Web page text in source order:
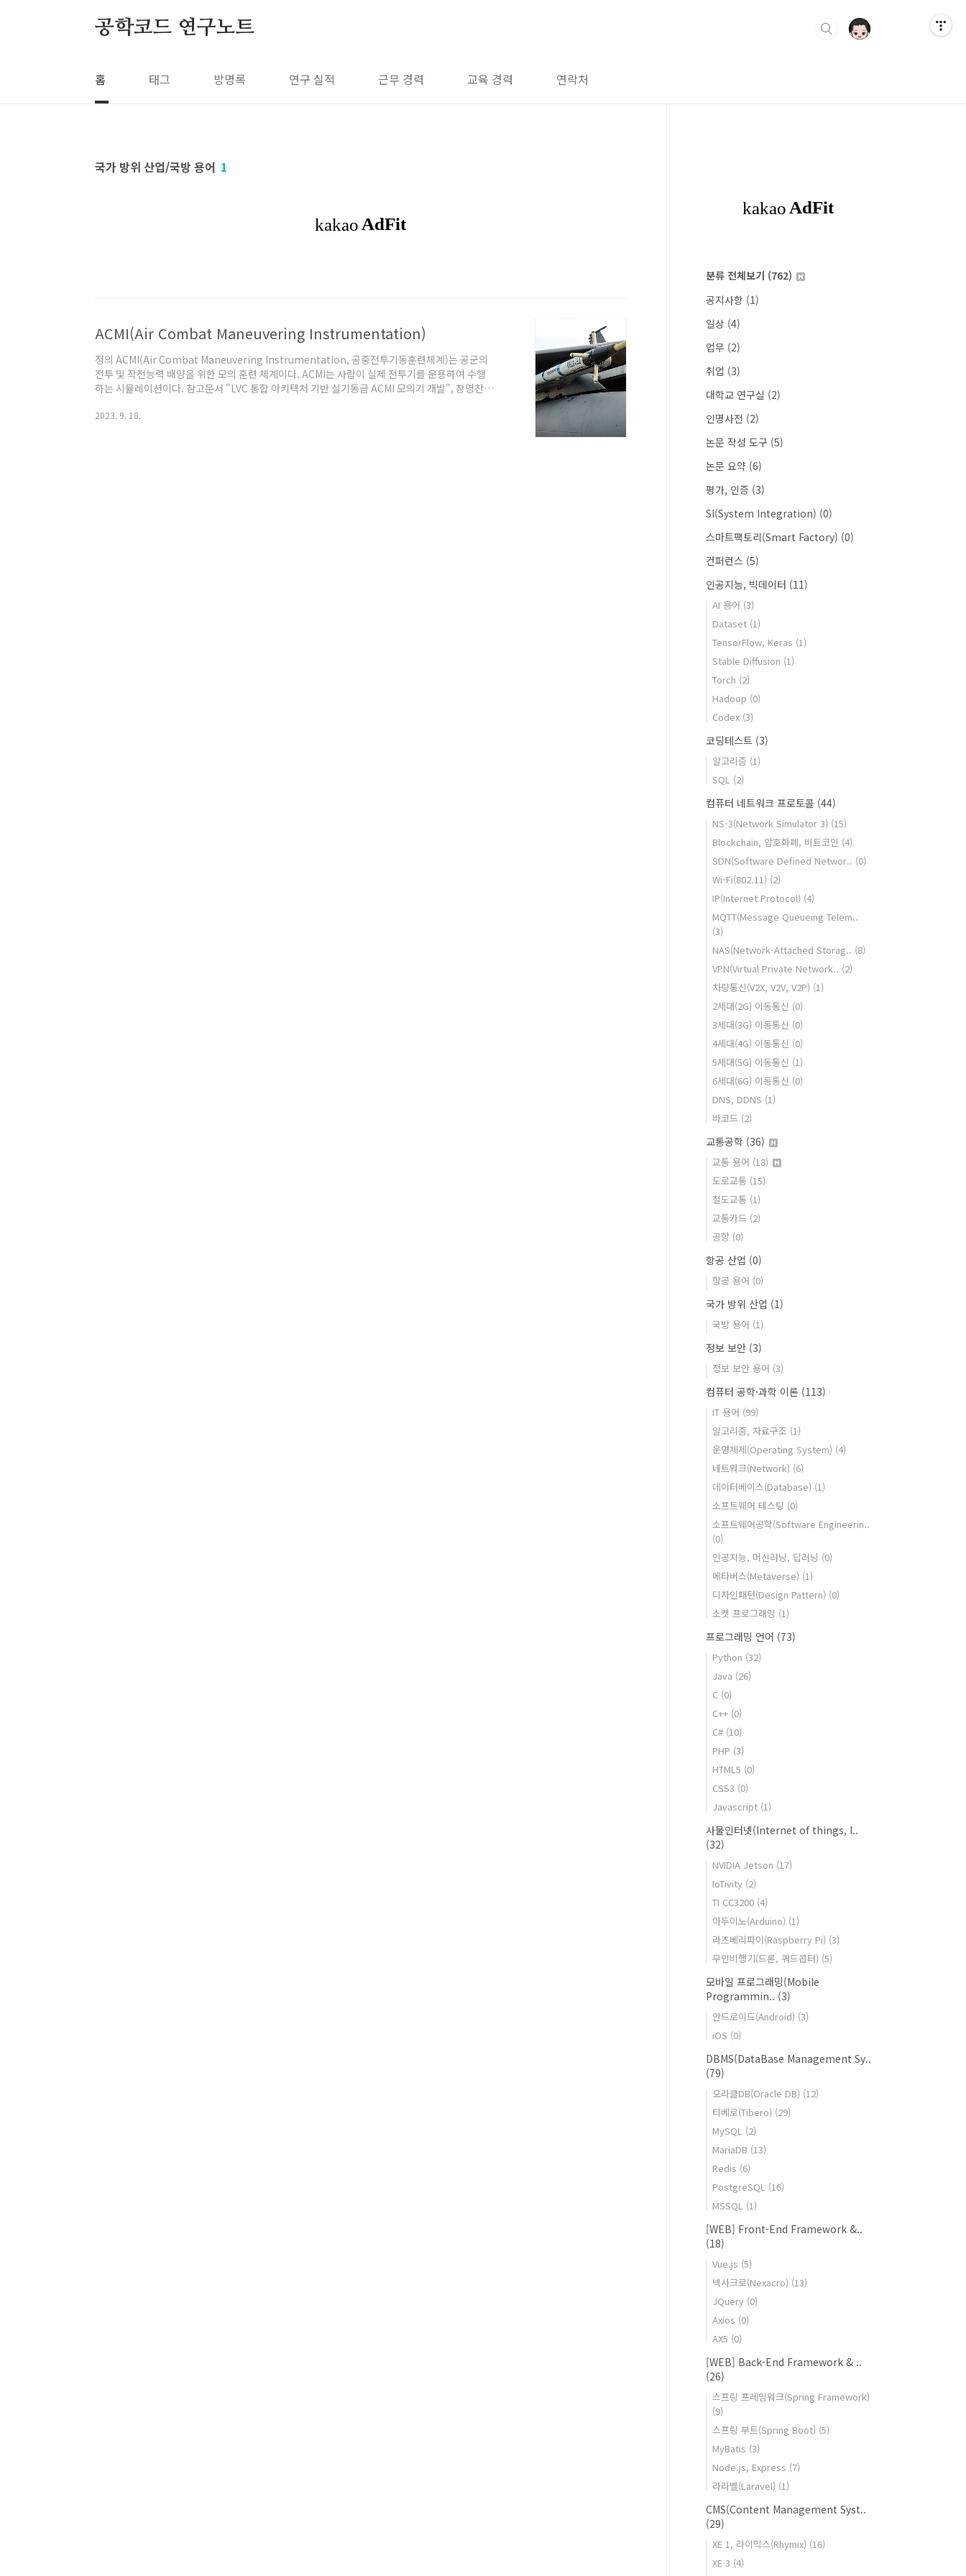
공학코드 연구노트
홈 태그 방명록 연구 실적 근무 경력 교육 경력 연락처
국가 방위 산업/국방 용어 1
ACMI(Air Combat Maneuvering Instrumentation)
정의 ACMI(Air Combat Maneuvering Instrumentation, 공중전투기동훈련체계)는 공군의
전투 및 작전능력 배양을 위한 모의 훈련 체계이다. ACMI는 사람이 실제 전투기를 운용하여 수행
하는 시뮬레이션이다. 참고문서 "LVC 통합 아키텍처 기반 실기동급 ACMI 모의기 개발", 장영찬,
@원문보기 "[사진] 항공 전투 기동 측정 포드(ACMI.air-combat maneuver instrument
2023. 9. 18.
분류 전체보기 (762)
공지사항 (1)
일상 (4)
업무 (2)
취업 (3)
대학교 연구실 (2)
인명사전 (2)
논문 작성 도구 (5)
논문 요약 (6)
평가, 인증 (3)
SI(System Integration) (0)
스마트팩토리(Smart Factory) (0)
컨퍼런스 (5)
인공지능, 빅데이터 (11)
AI 용어 (3)
Dataset (1)
TensorFlow, Keras (1)
Stable Diffusion (1)
Torch (2)
Hadoop (0)
Codex (3)
코딩테스트 (3)
알고리즘 (1)
SQL (2)
컴퓨터 네트워크 프로토콜 (44)
NS-3(Network Simulator 3) (15)
Blockchain, 암호화폐, 비트코인 (4)
SDN(Software Defined Networ.. (0)
Wi-Fi(802.11) (2)
IP(Internet Protocol) (4)
MQTT(Message Queueing Telem..
(3)
NAS(Network-Attached Storag.. (8)
VPN(Virtual Private Network.. (2)
차량통신(V2X, V2V, V2P) (1)
2세대(2G) 이동통신 (0)
3세대(3G) 이동통신 (0)
4세대(4G) 이동통신 (0)
5세대(5G) 이동통신 (1)
6세대(6G) 이동통신 (0)
DNS, DDNS (1)
바코드 (2)
교통공학 (36)
교통 용어 (18)
도로교통 (15)
철도교통 (1)
교통카드 (2)
공항 (0)
항공 산업 (0)
항공 용어 (0)
국가 방위 산업 (1)
국방 용어 (1)
정보 보안 (3)
정보 보안 용어 (3)
컴퓨터 공학·과학 이론 (113)
IT 용어 (99)
알고리즘, 자료구조 (1)
운영체제(Operating System) (4)
네트워크(Network) (6)
데이터베이스(Database) (1)
소프트웨어 테스팅 (0)
소프트웨어공학(Software Engineerin..
(0)
인공지능, 머신러닝, 딥러닝 (0)
메타버스(Metaverse) (1)
디자인패턴(Design Pattern) (0)
소켓 프로그래밍 (1)
프로그래밍 언어 (73)
Python (32)
Java (26)
C (0)
C++ (0)
C# (10)
PHP (3)
HTML5 (0)
CSS3 (0)
Javascript (1)
사물인터넷(Internet of things, I..
(32)
NVIDIA Jetson (17)
IoTivity (2)
TI CC3200 (4)
아두이노(Arduino) (1)
라즈베리파이(Raspberry Pi) (3)
무인비행기(드론, 쿼드콥터) (5)
모바일 프로그래밍(Mobile
Programmin.. (3)
안드로이드(Android) (3)
iOS (0)
DBMS(DataBase Management Sy..
(79)
오라클DB(Oracle DB) (12)
티베로(Tibero) (29)
MySQL (2)
MariaDB (13)
Redis (6)
PostgreSQL (16)
MSSQL (1)
[WEB] Front-End Framework &..
(18)
Vue.js (5)
넥사크로(Nexacro) (13)
JQuery (0)
Axios (0)
AX5 (0)
[WEB] Back-End Framework & ..
(26)
스프링 프레임워크(Spring Framework)
(9)
스프링 부트(Spring Boot) (5)
MyBatis (3)
Node.js, Express (7)
라라벨(Laravel) (1)
CMS(Content Management Syst..
(29)
XE 1, 라이믹스(Rhymix) (16)
XE 3 (4)